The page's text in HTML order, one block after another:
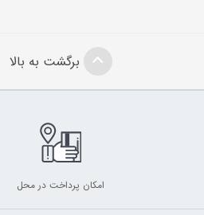
برگشت به بالا
امکان پرداخت در محل